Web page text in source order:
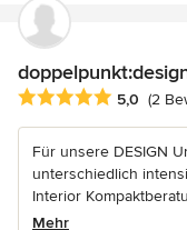
Durchschnittliche
5,0 (2
Für unsere DESIGN
unterschiedlich
Interior
Mehr